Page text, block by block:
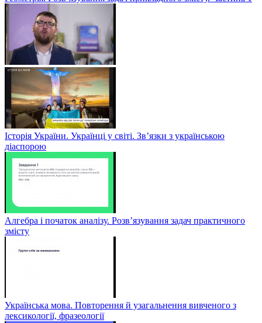
Історія України. Українці у світі. Зв’язки з українською
діаспорою
Алгебра і початок аналізу. Розв’язування задач практичного
змісту
Українська мова. Повторення й узагальнення вивченого з
лексикології, фразеології